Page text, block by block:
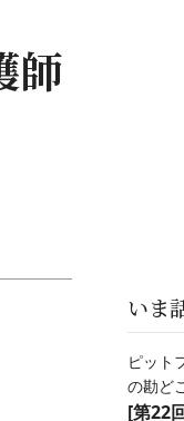
師
いま
ピット
の勘ど
[第22